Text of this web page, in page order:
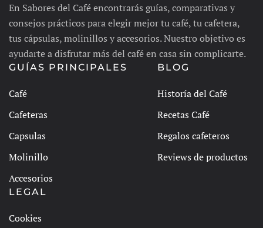
En Sabores del Café encontrarás guías, comparativas y
consejos prácticos para elegir mejor tu café, tu cafetera,
tus cápsulas, molinillos y accesorios. Nuestro objetivo es
ayudarte a disfrutar más del café en casa sin complicarte.
GUÍAS PRINCIPALES
Café
Cafeteras
Capsulas
Molinillo
Accesorios
BLOG
Historía del Café
Recetas Café
Regalos cafeteros
Reviews de productos
LEGAL
Cookies